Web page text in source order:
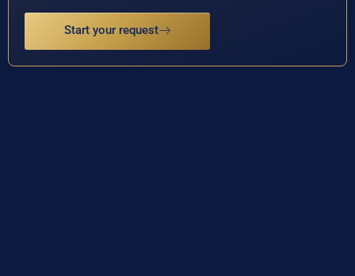
Start your request